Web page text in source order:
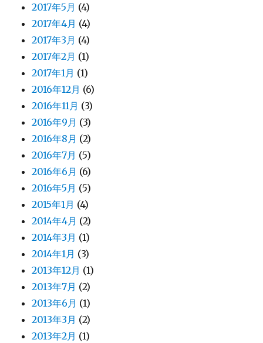
2017年5月 (4)
2017年4月 (4)
2017年3月 (4)
2017年2月 (1)
2017年1月 (1)
2016年12月 (6)
2016年11月 (3)
2016年9月 (3)
2016年8月 (2)
2016年7月 (5)
2016年6月 (6)
2016年5月 (5)
2015年1月 (4)
2014年4月 (2)
2014年3月 (1)
2014年1月 (3)
2013年12月 (1)
2013年7月 (2)
2013年6月 (1)
2013年3月 (2)
2013年2月 (1)